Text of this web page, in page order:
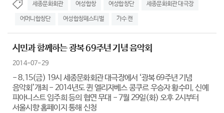
세종문화회관 여성합창 여성합창단 세종문화회관 대극장
어머니합창단 여성합창페스티벌 가수 캔
시민과 함께하는 광복 69주년 기념 음악회
2014-07-29
- 8.15(금) 19시 세종문화회관 대극장에서 ‘광복 69주년 기념
음악회’개최 - 2014년도 퀸 엘리자베스 콩쿠르 우승자 황수미, 신예
피아니스트 임주희 등의 협연 무대 - 7월 29일(화) 오후 2시부터
서울시향 홈페이지 통해 신청